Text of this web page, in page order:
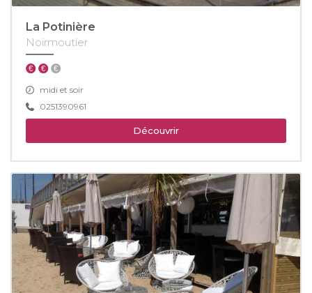
La Potinière
Noirmoutier
midi et soir
0251390961
Découvrir